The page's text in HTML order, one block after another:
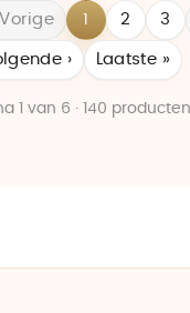
Vorige 1 2 3
› Laatste »
1 van 6 · 140 producten